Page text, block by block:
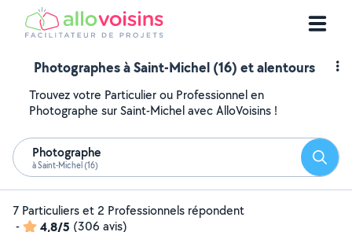
Photographes à Saint-Michel (16) et alentours
Trouvez votre Particulier ou Professionnel en
Photographe sur Saint-Michel avec AlloVoisins !
Photographe
à Saint-Michel (16)
7 Particuliers et 2 Professionnels répondent
-
4,8/5 (306 avis)